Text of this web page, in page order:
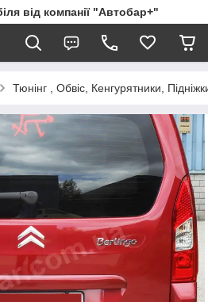
від компанії "Автобар+"
Тюнінг , Обвіс, Кенгурятники,